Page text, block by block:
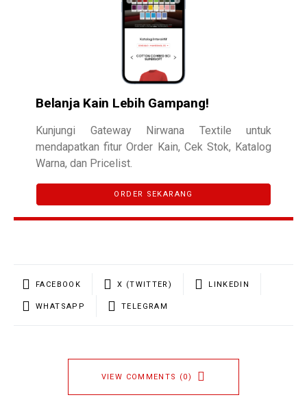
Belanja Kain Lebih Gampang!
Kunjungi Gateway Nirwana Textile untuk
mendapatkan fitur Order Kain, Cek Stok, Katalog
Warna, dan Pricelist.
ORDER SEKARANG
FACEBOOK X (TWITTER) LINKEDIN
WHATSAPP TELEGRAM
VIEW COMMENTS (0)